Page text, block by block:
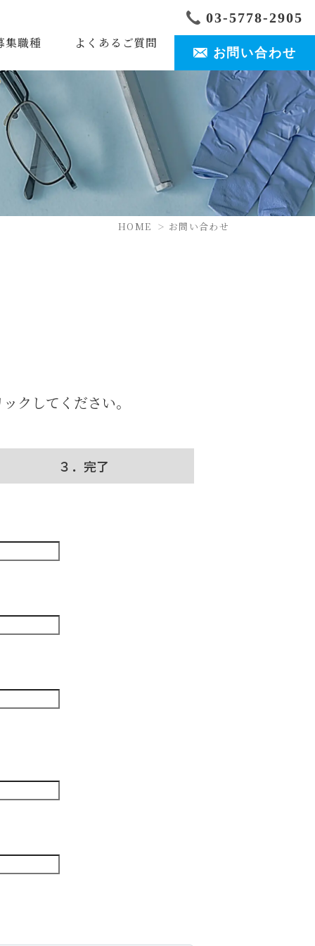
集職種 よくあるご質問
03-5778-2905
お問い合わせ
HOME お問い合わせ
クしてください。
３．完了